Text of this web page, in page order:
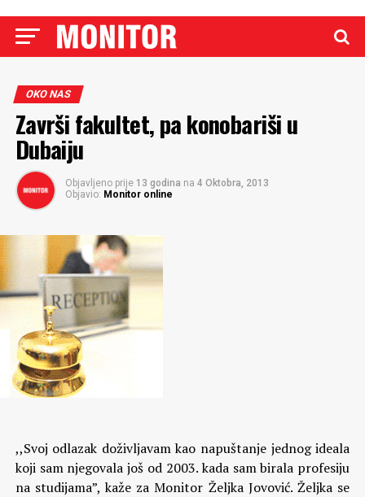
OKO NAS
Završi fakultet, pa konobariši u
Dubaiju
Objavljeno prije 13 godina na 4 Oktobra, 2013
Objavio: Monitor online
,,Svoj odlazak doživljavam kao napuštanje jednog ideala
koji sam njegovala još od 2003. kada sam birala profesiju
na studijama”, kaže za Monitor Željka Jovović. Željka se